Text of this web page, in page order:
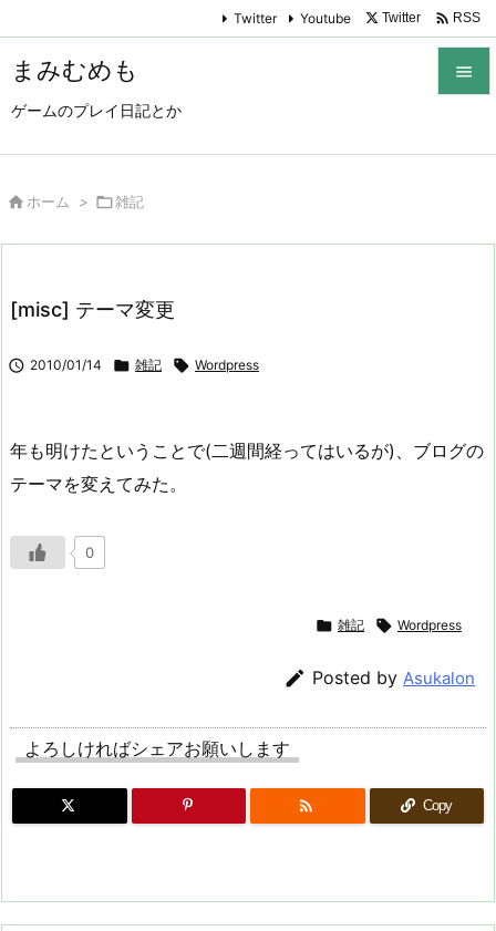
まみむめも
ゲームのプレイ日記とか

Twitter Youtube Twitter  RSS
 ホーム > 雑記
[misc] テーマ変更
 2010/01/14  雑記  Wordpress
年も明けたということで(二週間経ってはいるが)、ブログの
テーマを変えてみた。
0
 雑記  Wordpress
 Posted by Asukalon
よろしければシェアお願いします
 Copy